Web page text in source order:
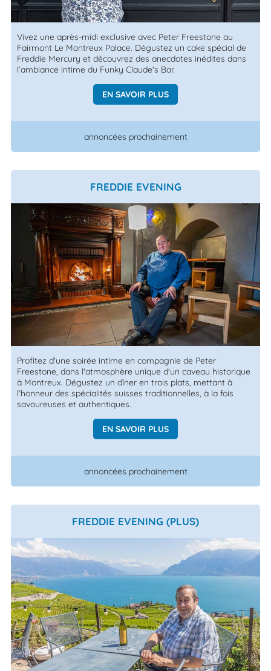
Vivez une après-midi exclusive avec Peter Freestone au
Fairmont Le Montreux Palace. Dégustez un cake spécial de
Freddie Mercury et découvrez des anecdotes inédites dans
l’ambiance intime du Funky Claude's Bar.
EN SAVOIR PLUS
annoncées prochainement
FREDDIE EVENING
Profitez d'une soirée intime en compagnie de Peter
Freestone, dans l'atmosphère unique d'un caveau historique
à Montreux. Dégustez un dîner en trois plats, mettant à
l'honneur des spécialités suisses traditionnelles, à la fois
savoureuses et authentiques.
EN SAVOIR PLUS
annoncées prochainement
FREDDIE EVENING (PLUS)